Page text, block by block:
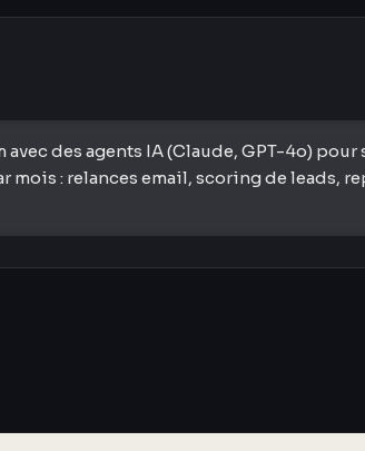
des agents IA (Claude, GPT-4o)
mois : relances email, scoring de leads,